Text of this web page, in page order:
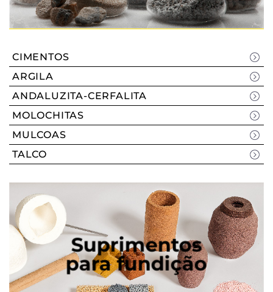
CIMENTOS
ARGILA
ANDALUZITA-CERFALITA
MOLOCHITAS
MULCOAS
TALCO
Suprimentos
para fundição